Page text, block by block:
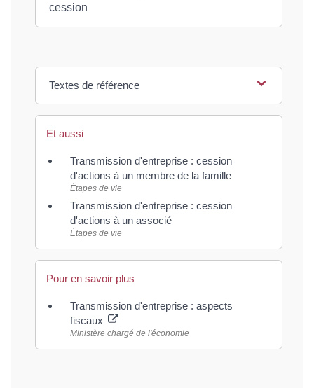
cession
Textes de référence
Et aussi
Transmission d'entreprise : cession
d'actions à un membre de la famille
Étapes de vie
Transmission d'entreprise : cession
d'actions à un associé
Étapes de vie
Pour en savoir plus
Transmission d'entreprise : aspects
fiscaux
Ministère chargé de l'économie